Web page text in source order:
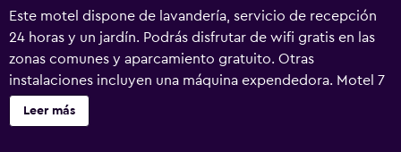
Este motel dispone de lavandería, servicio de recepción
24 horas y un jardín. Podrás disfrutar de wifi gratis en las
zonas comunes y aparcamiento gratuito. Otras
instalaciones incluyen una máquina expendedora. Motel 7
ofrece 78 alojamientos con aire acondicionado y cafetera
y tetera. Se ofrece una televisión de pantalla plana con
Leer más